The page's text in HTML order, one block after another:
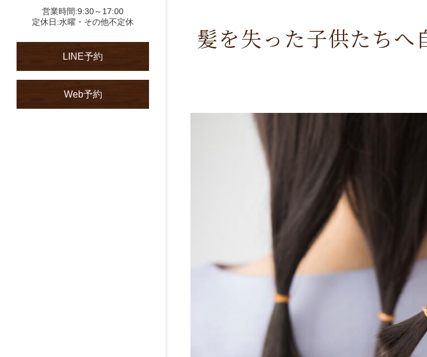
営業時間:9:30～17:00
定休日:水曜・その他不定休
LINE予約
Web予約
髪を失った子供たちへ